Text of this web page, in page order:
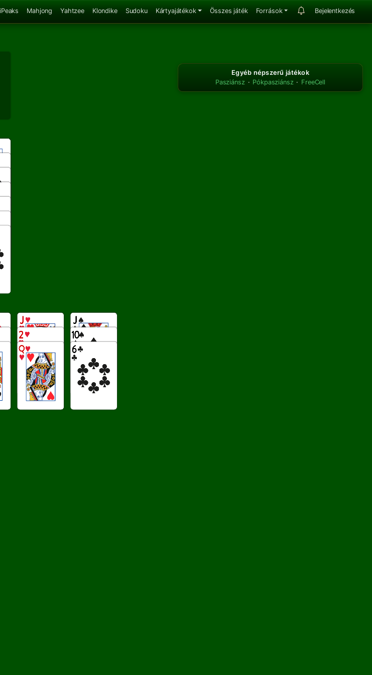
Mahjong Yahtzee Klondike Sudoku Kártyajátékok Összes játék Források Bejelentkezés
Egyéb népszerű játékok
Pasziánsz · Pókpasziánsz · FreeCell